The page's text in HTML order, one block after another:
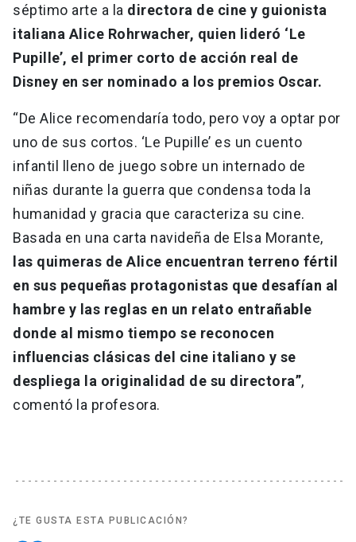
séptimo arte a la directora de cine y guionista
italiana Alice Rohrwacher, quien lideró ‘Le
Pupille’, el primer corto de acción real de
Disney en ser nominado a los premios Oscar.
“De Alice recomendaría todo, pero voy a optar por
uno de sus cortos. ‘Le Pupille’ es un cuento
infantil lleno de juego sobre un internado de
niñas durante la guerra que condensa toda la
humanidad y gracia que caracteriza su cine.
Basada en una carta navideña de Elsa Morante,
las quimeras de Alice encuentran terreno fértil
en sus pequeñas protagonistas que desafían al
hambre y las reglas en un relato entrañable
donde al mismo tiempo se reconocen
influencias clásicas del cine italiano y se
despliega la originalidad de su directora”,
comentó la profesora.
¿TE GUSTA ESTA PUBLICACIÓN?